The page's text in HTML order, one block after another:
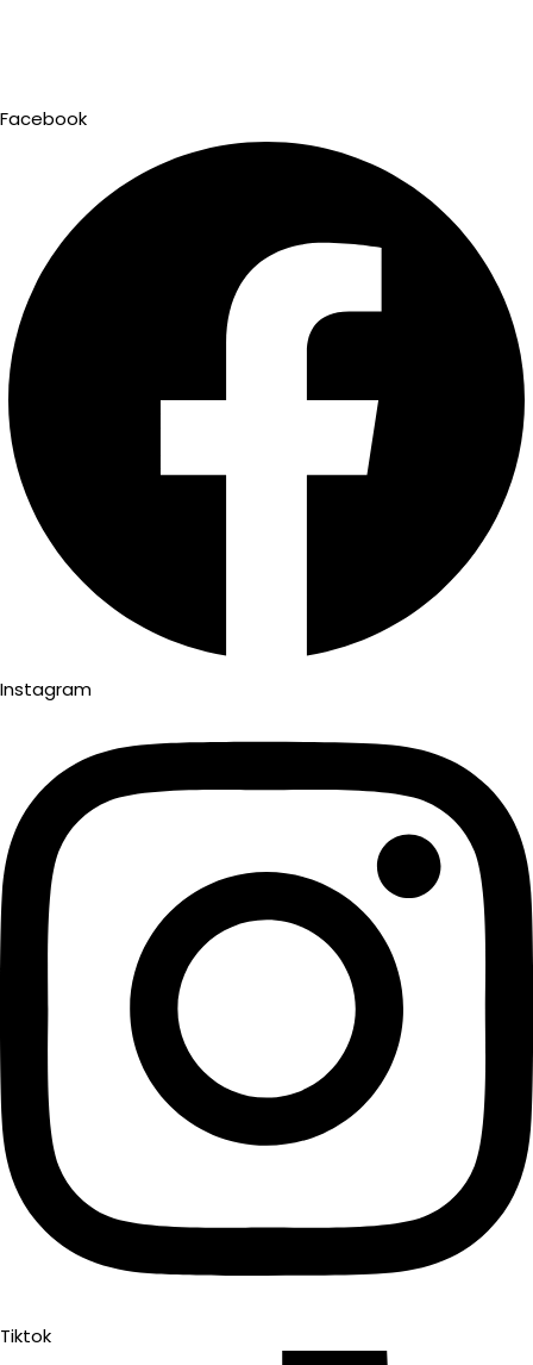
Facebook
Instagram
Tiktok